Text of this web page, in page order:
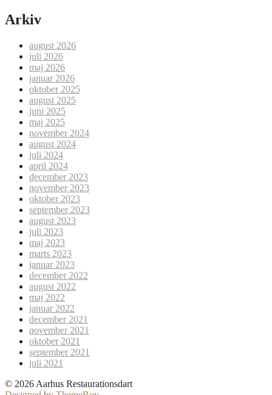
Arkiv
august 2026
juli 2026
maj 2026
januar 2026
oktober 2025
august 2025
juni 2025
maj 2025
november 2024
august 2024
juli 2024
april 2024
december 2023
november 2023
oktober 2023
september 2023
august 2023
juli 2023
maj 2023
marts 2023
januar 2023
december 2022
august 2022
maj 2022
januar 2022
december 2021
november 2021
oktober 2021
september 2021
juli 2021
© 2026 Aarhus Restaurationsdart